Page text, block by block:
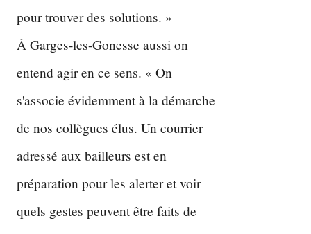
pour trouver des solutions. »
À Garges-les-Gonesse aussi on
entend agir en ce sens. « On
s'associe évidemment à la démarche
de nos collègues élus. Un courrier
adressé aux bailleurs est en
préparation pour les alerter et voir
quels gestes peuvent être faits de